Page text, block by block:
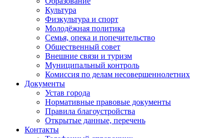
Культура
Физкультура и спорт
Молодёжная политика
Семья, опека и попечительство
Общественный совет
Внешние связи и туризм
Муниципальный контроль
Комиссия по делам несовершеннолетних
Документы
Устав города
Нормативные правовые документы
Правила благоустройства
Открытые данные, перечень
Контакты